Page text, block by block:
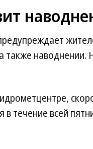
также
в течение всей